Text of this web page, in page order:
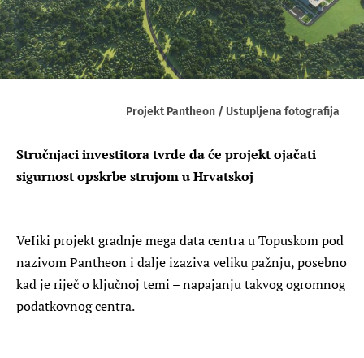
Projekt Pantheon / Ustupljena fotografija
Stručnjaci investitora tvrde da će projekt ojačati
sigurnost opskrbe strujom u Hrvatskoj
VeIiki projekt gradnje mega data centra u Topuskom pod
nazivom Pantheon i dalje izaziva veliku pažnju, posebno
kad je riječ o ključnoj temi – napajanju takvog ogromnog
podatkovnog centra.